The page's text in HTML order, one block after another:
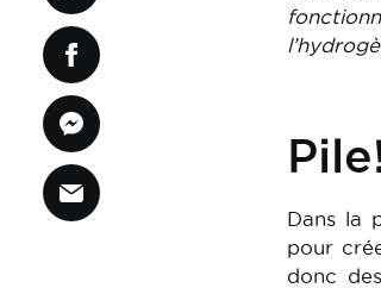
Dans la
pour
donc